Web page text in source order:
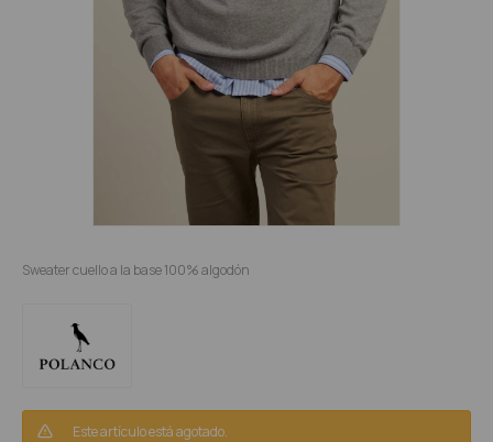
Sweater cuello a la base 100% algodón
Este artículo está agotado.